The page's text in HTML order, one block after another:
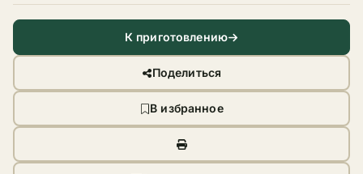
К приготовлению
Поделиться
В избранное